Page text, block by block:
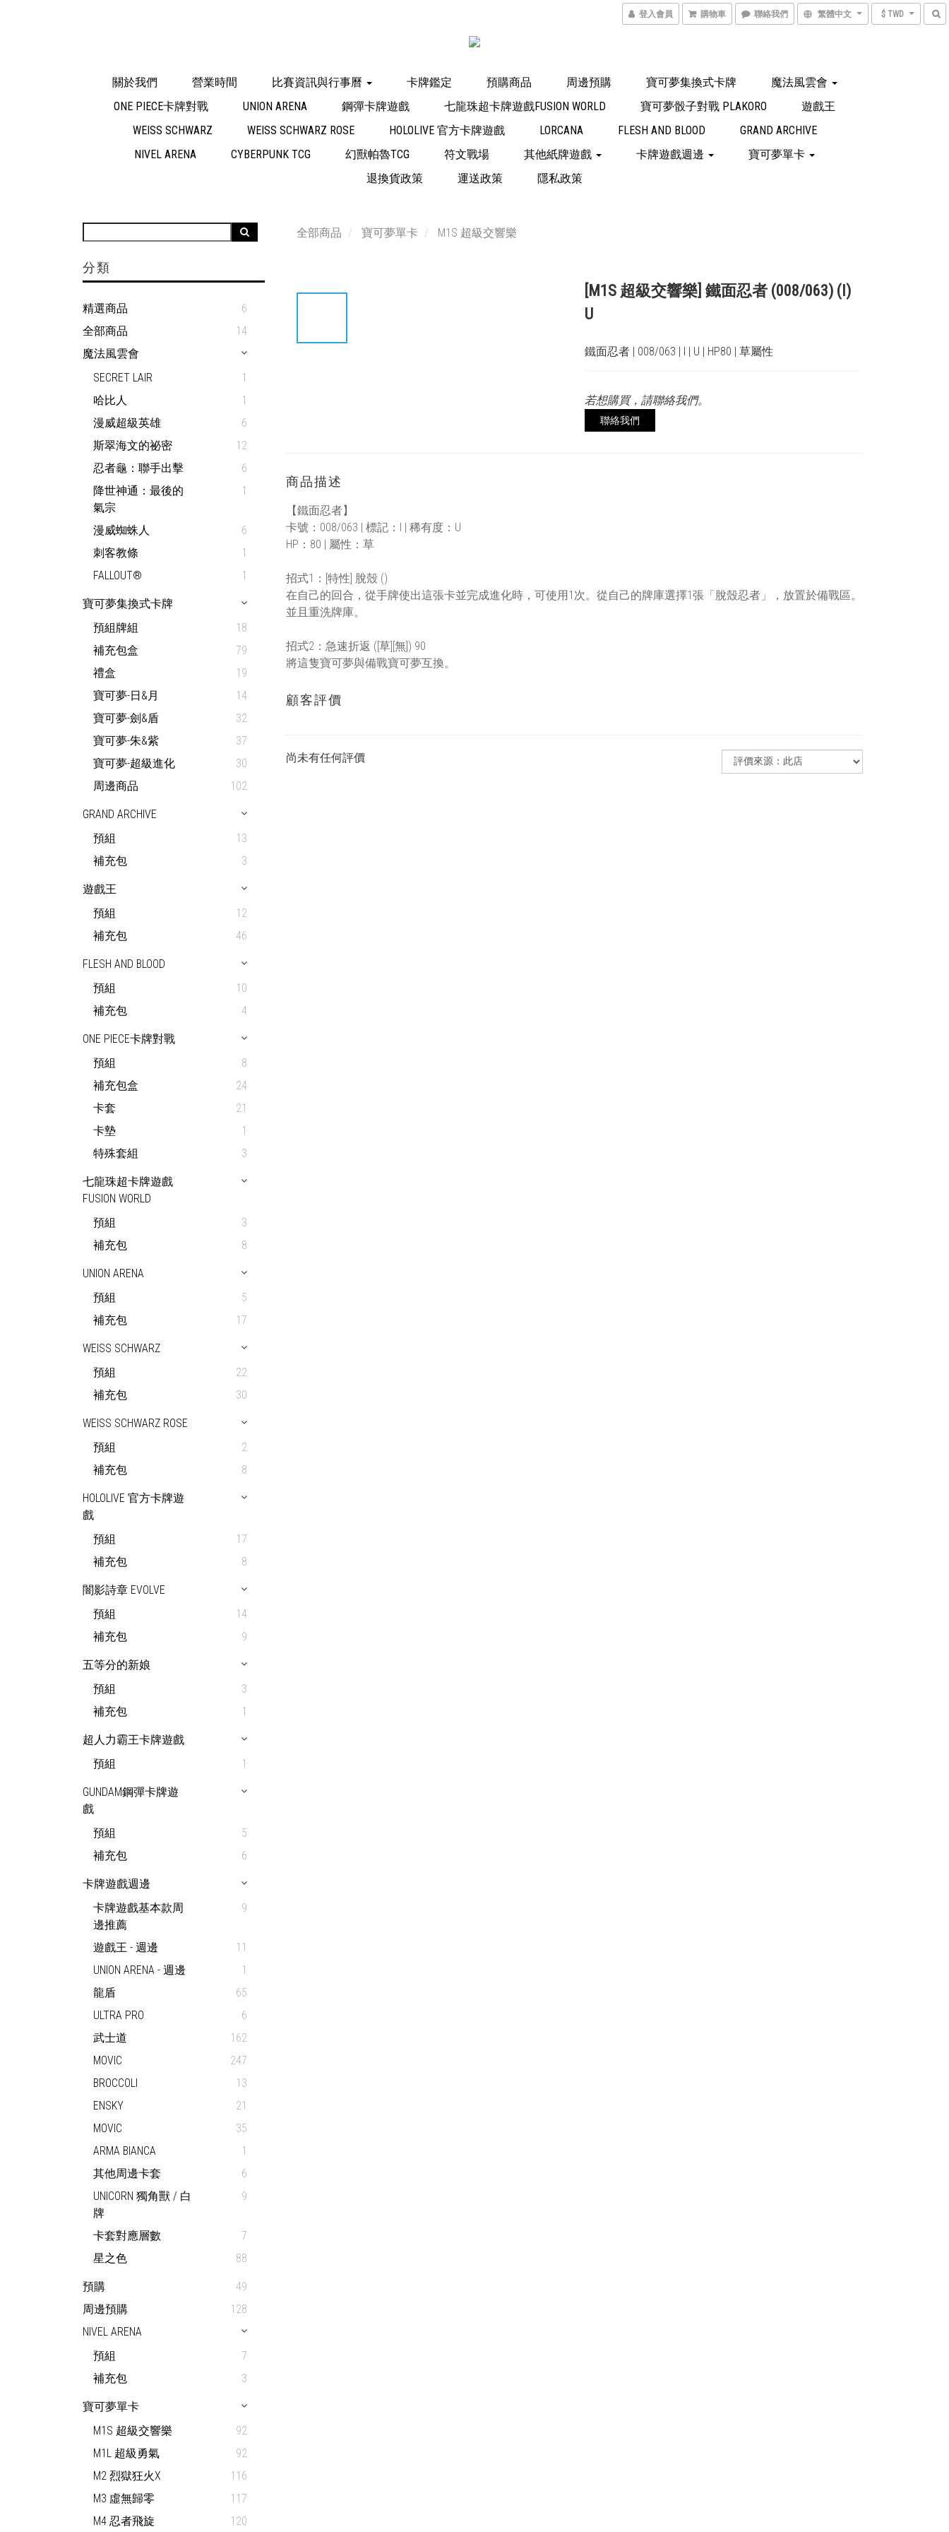
登入會員 購物車 聯絡我們 繁體中文 $ TWD
關於我們 營業時間 比賽資訊與行事曆 卡牌鑑定 預購商品 周邊預購 寶可夢集換式卡牌
魔法風雲會
ONE PIECE卡牌對戰
UNION ARENA 鋼彈卡牌遊戲 七龍珠超卡牌遊戲FUSION WORLD 寶可夢骰子對戰 PLAKORO
遊戲王
WEISS SCHWARZ
WEISS SCHWARZ ROSE HOLOLIVE 官方卡牌遊戲 LORCANA FLESH AND BLOOD
GRAND ARCHIVE
NIVEL ARENA
CYBERPUNK TCG 幻獸帕魯TCG 符文戰場 其他紙牌遊戲 卡牌遊戲週邊
寶可夢單卡
退換貨政策
運送政策 隱私政策
分類
精選商品
6
全部商品
14
魔法風雲會
SECRET LAIR
1
哈比人
1
漫威超級英雄
6
斯翠海文的祕密
12
忍者龜：聯手出擊
6
降世神通：最後的
氣宗
1
漫威蜘蛛人
6
刺客教條
1
FALLOUT®
1
寶可夢集換式卡牌
預組牌組
18
補充包盒
79
禮盒
19
寶可夢-日&月
14
寶可夢-劍&盾
32
寶可夢-朱&紫
37
寶可夢-超級進化
30
周邊商品
102
GRAND ARCHIVE
預組
13
補充包
3
遊戲王
預組
12
補充包
46
FLESH AND BLOOD
預組
10
補充包
4
ONE PIECE卡牌對戰
預組
8
補充包盒
24
卡套
21
卡墊
1
特殊套組
3
七龍珠超卡牌遊戲
FUSION WORLD
預組
3
補充包
8
UNION ARENA
預組
5
補充包
17
WEISS SCHWARZ
預組
22
補充包
30
WEISS SCHWARZ ROSE
預組
2
補充包
8
HOLOLIVE 官方卡牌遊
戲
預組
17
補充包
8
闇影詩章 EVOLVE
預組
14
補充包
9
五等分的新娘
預組
3
補充包
1
超人力霸王卡牌遊戲
預組
1
GUNDAM鋼彈卡牌遊
戲
預組
5
補充包
6
卡牌遊戲週邊
卡牌遊戲基本款周
邊推薦
9
遊戲王 - 週邊
11
UNION ARENA - 週邊
1
龍盾
65
ULTRA PRO
6
武士道
162
MOVIC
247
BROCCOLI
13
ENSKY
21
MOVIC
35
ARMA BIANCA
1
其他周邊卡套
6
UNICORN 獨角獸 / 白
牌
9
卡套對應層數
7
星之色
88
預購
49
周邊預購
128
NIVEL ARENA
預組
7
補充包
3
寶可夢單卡
M1S 超級交響樂
92
M1L 超級勇氣
92
M2 烈獄狂火X
116
M3 虛無歸零
117
M4 忍者飛旋
120
全部商品 寶可夢單卡 M1S 超級交響樂
[M1S 超級交響樂] 鐵面忍者 (008/063) (I)
U
鐵面忍者 | 008/063 | I | U | HP80 | 草屬性
若想購買，請聯絡我們。
聯絡我們
商品描述
【鐵面忍者】
卡號：008/063 | 標記：I | 稀有度：U
HP：80 | 屬性：草
招式1：[特性] 脫殼 ()
在自己的回合，從手牌使出這張卡並完成進化時，可使用1次。從自己的牌庫選擇1張「脫殼忍者」，放置於備戰區。
並且重洗牌庫。
招式2：急速折返 ([草][無]) 90
將這隻寶可夢與備戰寶可夢互換。
顧客評價
尚未有任何評價